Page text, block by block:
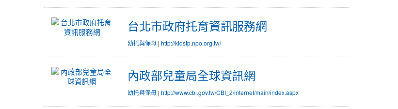
台北市政府托育資訊服務網
幼托與保母| http://kidstp.npo.org.tw/
內政部兒童局全球資訊網
幼托與保母| http://www.cbi.gov.tw/CBI_2/internet/main/index.aspx